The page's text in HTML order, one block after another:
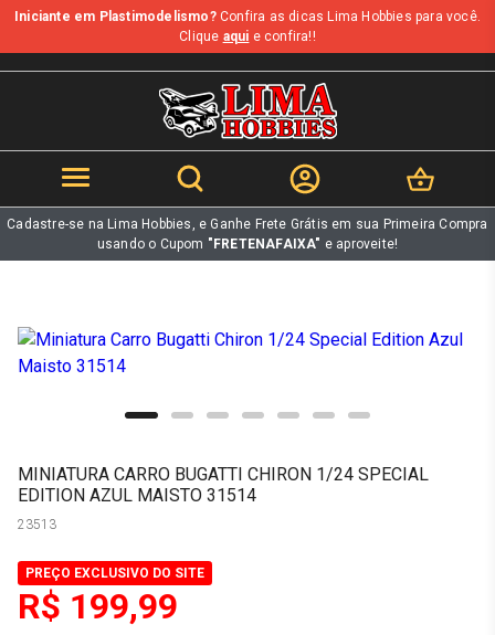
b
Iniciante em Plastimodelismo?Confira as dicas Lima Hobbies para você.
Clique aqui e confira!!
Cadastre-se na Lima Hobbies, e Ganhe Frete Grátis em sua Primeira Compra
usando o Cupom "FRETENAFAIXA" e aproveite!
MINIATURA CARRO BUGATTI CHIRON 1/24 SPECIAL
EDITION AZUL MAISTO 31514
23513
PREÇO EXCLUSIVO DO SITE
R$ 199,99